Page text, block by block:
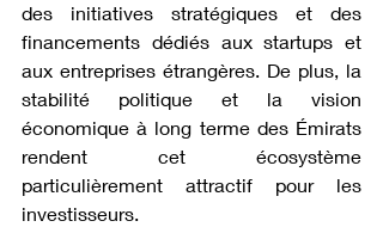
des initiatives stratégiques et des
financements dédiés aux startups et
aux entreprises étrangères. De plus, la
stabilité politique et la vision
économique à long terme des Émirats
rendent cet écosystème
particulièrement attractif pour les
investisseurs.